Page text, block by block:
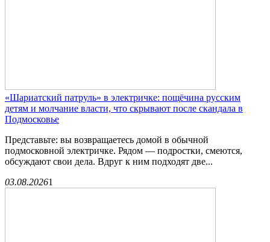
«Шариатский патруль» в электричке: пощёчина русским
детям и молчание власти, что скрывают после скандала в
Подмосковье
Представьте: вы возвращаетесь домой в обычной
подмосковной электричке. Рядом — подростки, смеются,
обсуждают свои дела. Вдруг к ним подходят две...
03.08.20261